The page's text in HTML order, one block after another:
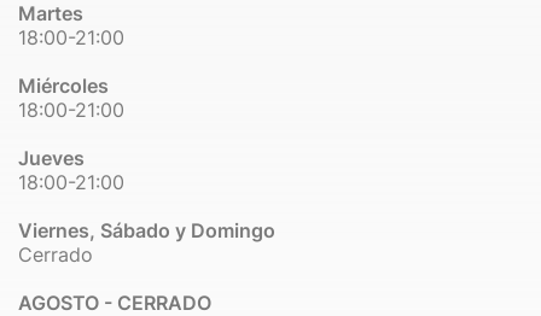
Martes
18:00-21:00
Miércoles
18:00-21:00
Jueves
18:00-21:00
Viernes, Sábado y Domingo
Cerrado
AGOSTO - CERRADO